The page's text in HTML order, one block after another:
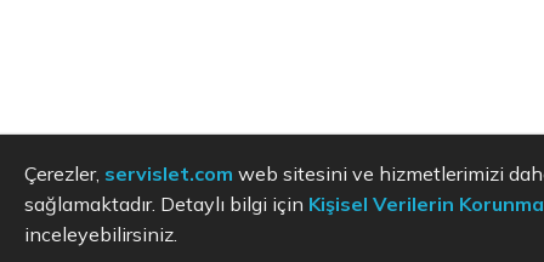
Çerezler, servislet.com web sitesini ve hizmetlerimizi
sağlamaktadır. Detaylı bilgi için Kişisel Verilerin
inceleyebilirsiniz.